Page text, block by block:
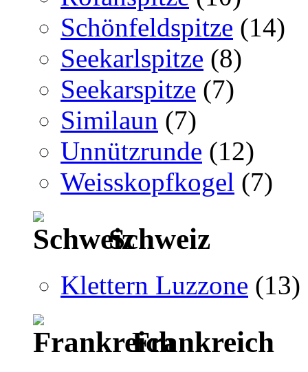
Schönfeldspitze (14)
Seekarlspitze (8)
Seekarspitze (7)
Similaun (7)
Unnützrunde (12)
Weisskopfkogel (7)
Schweiz
Klettern Luzzone (13)
Frankreich